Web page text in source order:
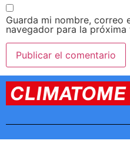
Guarda mi nombre, correo
navegador para la próxima